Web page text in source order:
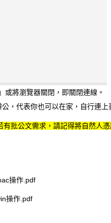
或將瀏覽器關閉，即關閉連線。
，代表你也可以在家，自行連
有批公文需求，請記得將自然人
操作.pdf
操作.pdf